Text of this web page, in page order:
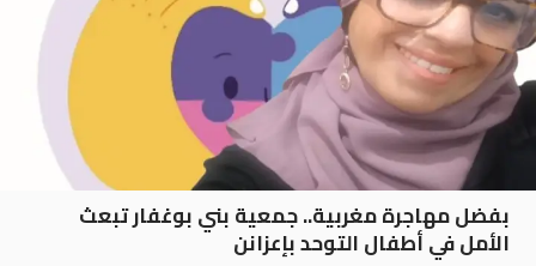
بفضل مهاجرة مغربية.. جمعية بني بوغفار تبعث
الأمل في أطفال التوحد بإعزانن